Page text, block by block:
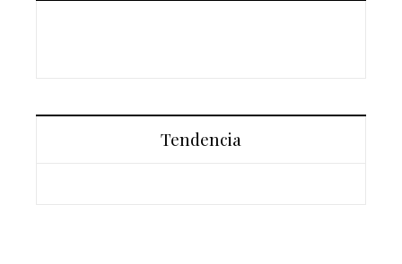
Tendencia